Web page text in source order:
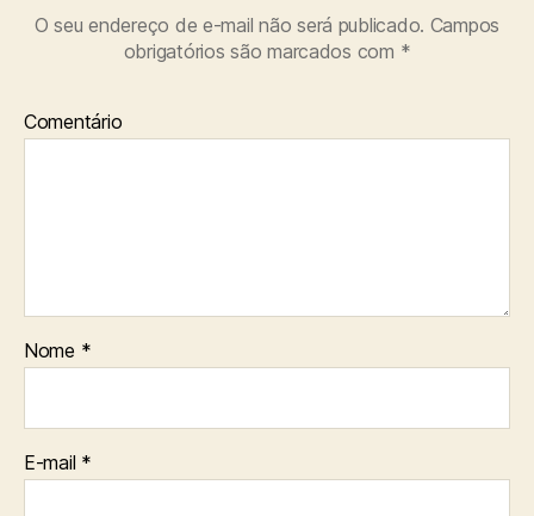
O seu endereço de e-mail não será publicado. Campos
obrigatórios são marcados com *
Comentário
Nome *
E-mail *